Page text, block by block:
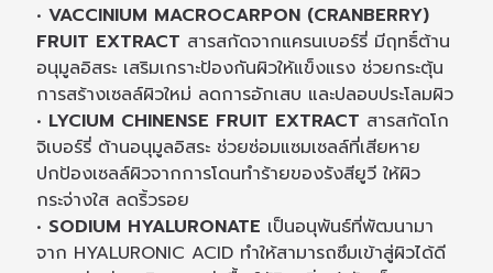
•VACCINIUM MACROCARPON (CRANBERRY)
FRUIT EXTRACT สารสกัดจากแครนเบอร์รี่ มีฤทธิ์ต้าน
อนุมูลอิสระ เสริมเกราะป้องกันผิวให้แข็งแรง ช่วยกระตุ้น
การสร้างเซลล์ผิวใหม่ ลดการอักเสบ และปลอบประโลมผิว
• LYCIUM CHINENSE FRUIT EXTRACT สารสกัดโก
จิเบอร์รี่ ต้านอนุมูลอิสระ ช่วยซ่อมแซมเซลล์ที่เสียหาย
ปกป้องเซลล์ผิวจากการโดนทำร้ายของรังสียูวี ให้ผิว
กระจ่างใส ลดริ้วรอย
• SODIUM HYALURONATE เป็นอนุพันธ์ที่พัฒนามา
จาก HYALURONIC ACID ทำให้สามารถซึมเข้าสู่ผิวได้ดี